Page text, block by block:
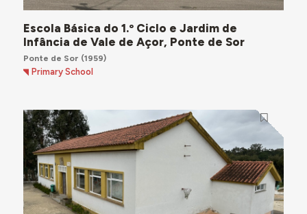
Escola Básica do 1.º Ciclo e Jardim de
Infância de Vale de Açor, Ponte de Sor
Ponte de Sor (1959)
Primary School